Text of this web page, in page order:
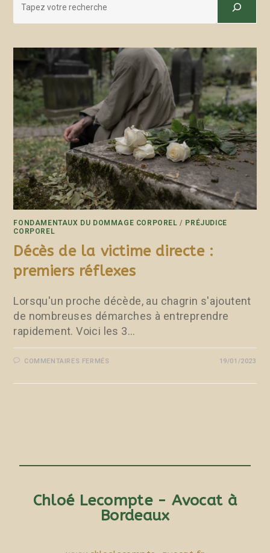
FONDAMENTAUX DU DOMMAGE CORPOREL / PRÉJUDICE
CORPOREL
Décès de la victime directe :
premiers réflexes
Lorsqu'un proche décède, au chagrin s'ajoutent
de nombreuses démarches à entreprendre
rapidement. Voici les 3…
COMMENTAIRES FERMÉS 19/01/2023
Chloé Lecompte - Avocat à
Bordeaux